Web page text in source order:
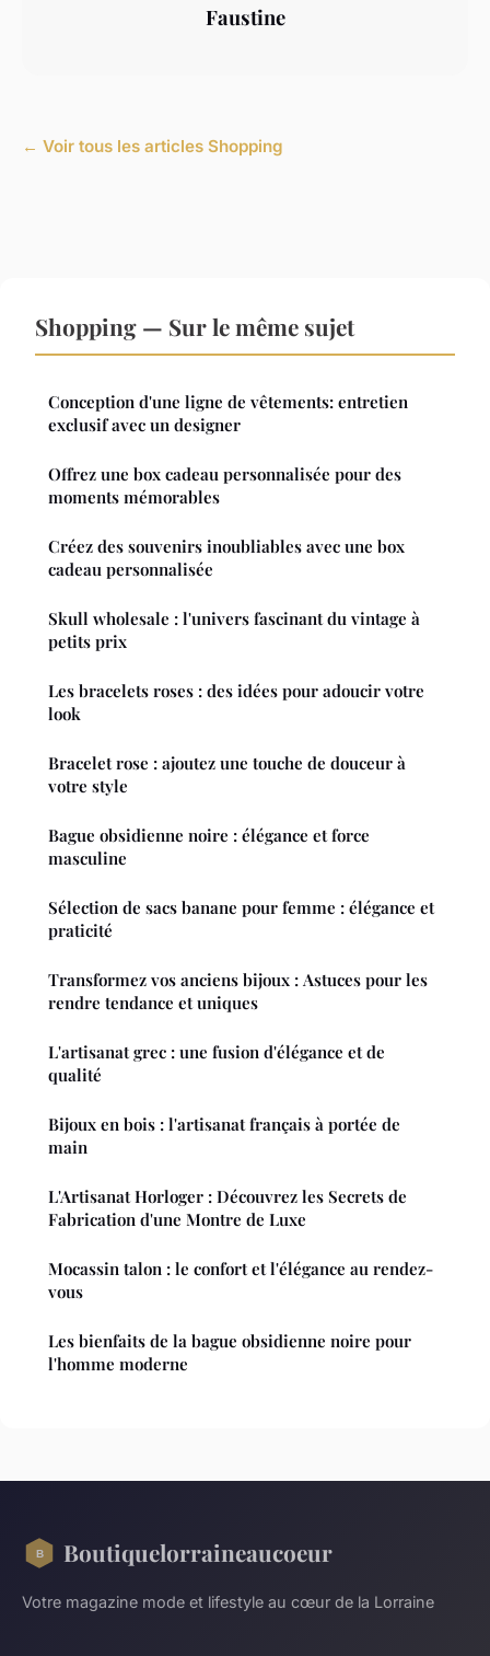
Faustine
← Voir tous les articles Shopping
Shopping — Sur le même sujet
Conception d'une ligne de vêtements: entretien
exclusif avec un designer
Offrez une box cadeau personnalisée pour des
moments mémorables
Créez des souvenirs inoubliables avec une box
cadeau personnalisée
Skull wholesale : l'univers fascinant du vintage à
petits prix
Les bracelets roses : des idées pour adoucir votre
look
Bracelet rose : ajoutez une touche de douceur à
votre style
Bague obsidienne noire : élégance et force
masculine
Sélection de sacs banane pour femme : élégance et
praticité
Transformez vos anciens bijoux : Astuces pour les
rendre tendance et uniques
L'artisanat grec : une fusion d'élégance et de
qualité
Bijoux en bois : l'artisanat français à portée de
main
L'Artisanat Horloger : Découvrez les Secrets de
Fabrication d'une Montre de Luxe
Mocassin talon : le confort et l'élégance au rendez-
vous
Les bienfaits de la bague obsidienne noire pour
l'homme moderne
Boutiquelorraineaucoeur
Votre magazine mode et lifestyle au cœur de la Lorraine